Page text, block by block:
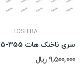
TOSHIBA
9,500,000 ریال